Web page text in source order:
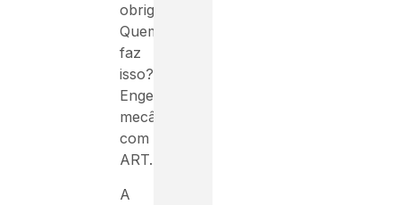
obrigatório.
Quem
faz
isso?
Engenheiro
mecânico
com
ART.
A